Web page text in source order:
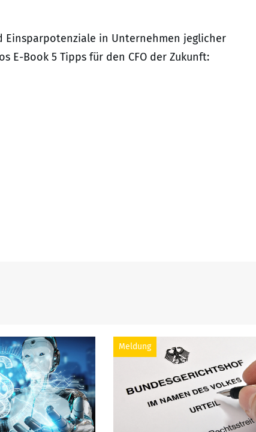
Einsparpotenziale in Unternehmen jeglicher
E-Book 5 Tipps für den CFO der Zukunft:
Meldung